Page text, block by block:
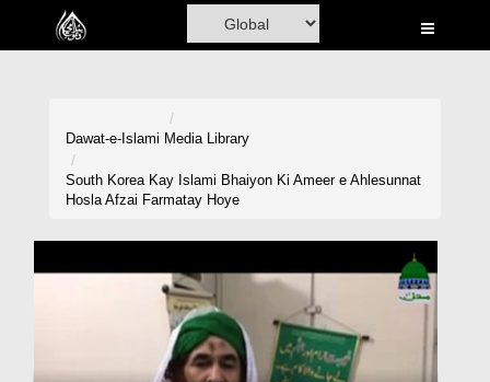
Home
Dawat-e-Islami Media Library
South Korea Kay Islami Bhaiyon Ki Ameer e Ahlesunnat
Hosla Afzai Farmatay Hoye